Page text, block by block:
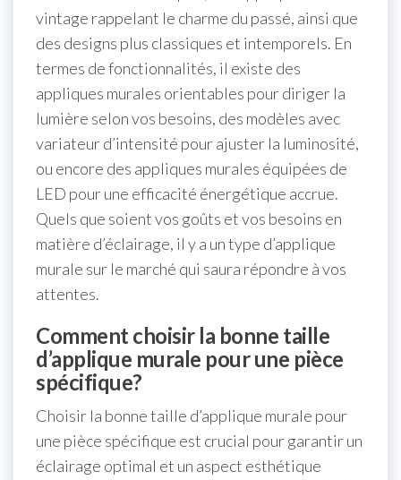
vintage rappelant le charme du passé, ainsi que
des designs plus classiques et intemporels. En
termes de fonctionnalités, il existe des
appliques murales orientables pour diriger la
lumière selon vos besoins, des modèles avec
variateur d’intensité pour ajuster la luminosité,
ou encore des appliques murales équipées de
LED pour une efficacité énergétique accrue.
Quels que soient vos goûts et vos besoins en
matière d’éclairage, il y a un type d’applique
murale sur le marché qui saura répondre à vos
attentes.
Comment choisir la bonne taille
d’applique murale pour une pièce
spécifique?
Choisir la bonne taille d’applique murale pour
une pièce spécifique est crucial pour garantir un
éclairage optimal et un aspect esthétique